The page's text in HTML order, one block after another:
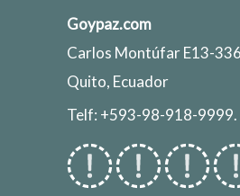
Goypaz.com
Carlos Montúfar E13-
Quito, Ecuador
Telf: +593-98-918-9999.